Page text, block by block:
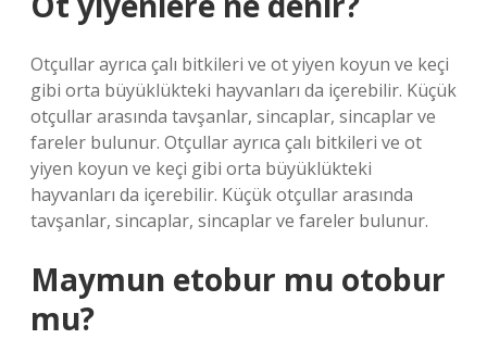
Otçullar ayrıca çalı bitkileri ve ot yiyen koyun ve keçi
gibi orta büyüklükteki hayvanları da içerebilir. Küçük
otçullar arasında tavşanlar, sincaplar, sincaplar ve
fareler bulunur. Otçullar ayrıca çalı bitkileri ve ot
yiyen koyun ve keçi gibi orta büyüklükteki
hayvanları da içerebilir. Küçük otçullar arasında
tavşanlar, sincaplar, sincaplar ve fareler bulunur.
Maymun etobur mu otobur
mu?